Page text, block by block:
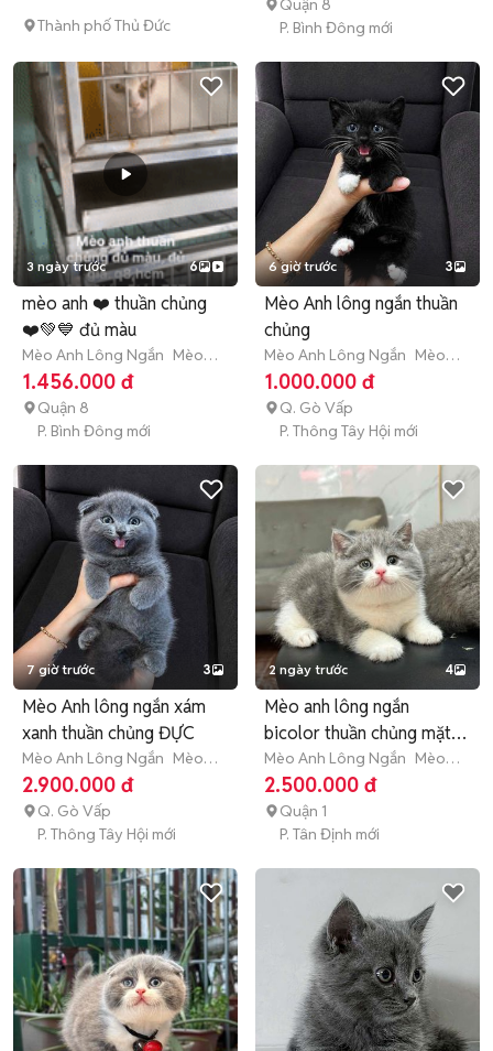
Thành phố Thủ Đức
Quận 8
P. Bình Đông mới
3 ngày trước 6
mèo anh ❤️ thuần chủng
❤️💚💙 đủ màu
Mèo Anh Lông Ngắn Mèo
con (dưới 3 tháng tuổi)
1.456.000 đ
Quận 8
P. Bình Đông mới
6 giờ trước 3
Mèo Anh lông ngắn thuần
chủng
Mèo Anh Lông Ngắn Mèo
con (dưới 3 tháng tuổi)
1.000.000 đ
Q. Gò Vấp
P. Thông Tây Hội mới
7 giờ trước 3
Mèo Anh lông ngắn xám
xanh thuần chủng ĐỰC
Mèo Anh Lông Ngắn Mèo
con (dưới 3 tháng tuổi)
2.900.000 đ
Q. Gò Vấp
P. Thông Tây Hội mới
2 ngày trước 4
Mèo anh lông ngắn
bicolor thuần chủng mặt
bánh bao
Mèo Anh Lông Ngắn Mèo
con (dưới 3 tháng tuổi)
2.500.000 đ
Quận 1
P. Tân Định mới